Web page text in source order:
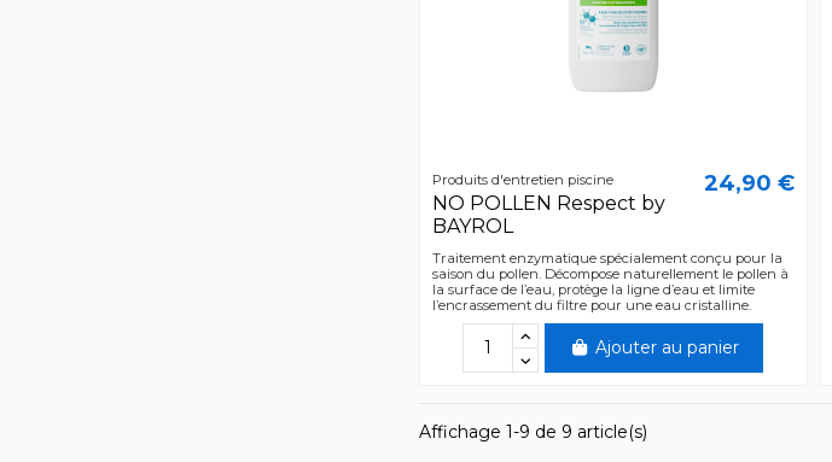
Produits d'entretien piscine
NO POLLEN Respect by
BAYROL
24,90 €
Traitement enzymatique spécialement conçu pour la
saison du pollen. Décompose naturellement le pollen à
la surface de l’eau, protège la ligne d’eau et limite
l’encrassement du filtre pour une eau cristalline.
Ajouter au panier
Affichage 1-9 de 9 article(s)